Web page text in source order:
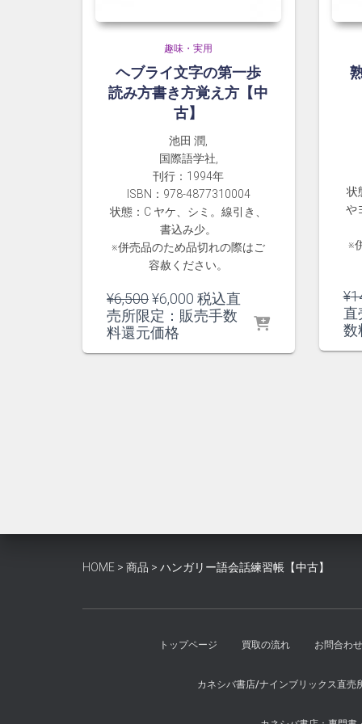
趣味・実用
ヘブライ文字の第一歩
読み方書き方覚え方【中
古】
池田 潤,
国際語学社,
刊行：1994年
ISBN：978-4877310004
状態：C ヤケ、シミ。線引き、
書込み少。
※併売品のため品切れの際はご
容赦ください。
¥6,500元
の
価
¥6,000 現
在
税込直
売所限定：販売手数
料還元価格
状
や
※
¥
直
数
HOME > 商品 > ハンガリー語会話練習帳【中古】
トップページ 買取の流れ お問合わ
カネシバ書店/ナインブリックス直売